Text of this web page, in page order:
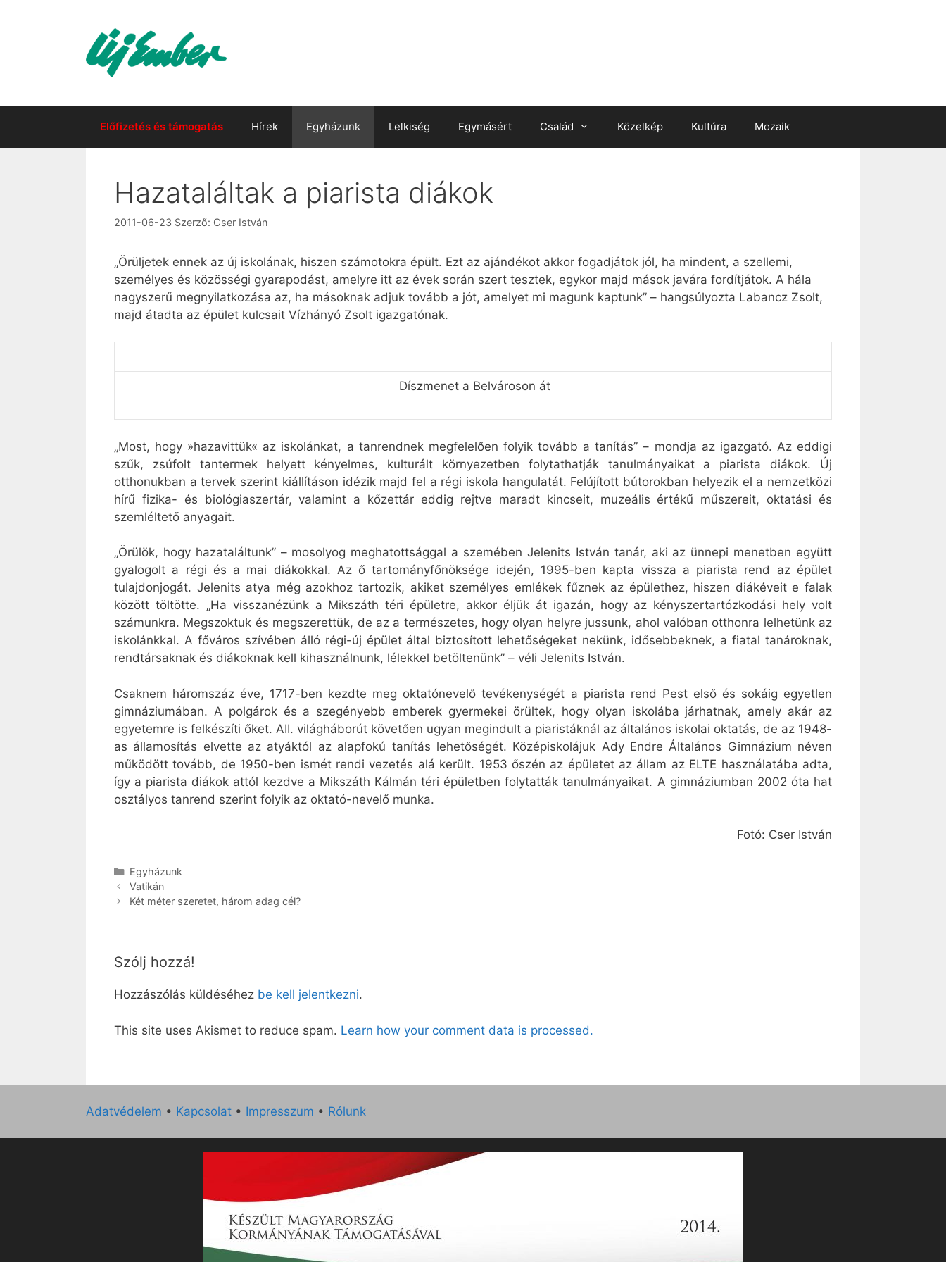
Előfizetés és támogatás Hírek Egyházunk Lelkiség Egymásért Család Közelkép Kultúra Mozaik
Hazataláltak a piarista diákok
2011-06-23 Szerző: Cser István
„Örüljetek ennek az új iskolának, hiszen számotokra épült. Ezt az ajándékot akkor fogadjátok jól, ha mindent, a szellemi,
személyes és közösségi gyarapodást, amelyre itt az évek során szert tesztek, egykor majd mások javára fordítjátok. A hála
nagyszerű megnyilatkozása az, ha másoknak adjuk tovább a jót, amelyet mi magunk kaptunk” – hangsúlyozta Labancz Zsolt,
majd átadta az épület kulcsait Vízhányó Zsolt igazgatónak.
Díszmenet a Belvároson át
„Most, hogy »hazavittük« az iskolánkat, a tanrendnek megfelelően folyik tovább a tanítás” – mondja az igazgató. Az eddigi
szűk, zsúfolt tantermek helyett kényelmes, kulturált környezetben folytathatják tanulmányaikat a piarista diákok. Új
otthonukban a tervek szerint kiállításon idézik majd fel a régi iskola hangulatát. Felújított bútorokban helyezik el a nemzetközi
hírű fizika- és biológiaszertár, valamint a kőzettár eddig rejtve maradt kincseit, muzeális értékű műszereit, oktatási és
szemléltető anyagait.
„Örülök, hogy hazataláltunk” – mosolyog meghatottsággal a szemében Jelenits István tanár, aki az ünnepi menetben együtt
gyalogolt a régi és a mai diákokkal. Az ő tartományfőnöksége idején, 1995-ben kapta vissza a piarista rend az épület
tulajdonjogát. Jelenits atya még azokhoz tartozik, akiket személyes emlékek fűznek az épülethez, hiszen diákéveit e falak
között töltötte. „Ha visszanézünk a Mikszáth téri épületre, akkor éljük át igazán, hogy az kényszertartózkodási hely volt
számunkra. Megszoktuk és megszerettük, de az a természetes, hogy olyan helyre jussunk, ahol valóban otthonra lelhetünk az
iskolánkkal. A főváros szívében álló régi-új épület által biztosított lehetőségeket nekünk, idősebbeknek, a fiatal tanároknak,
rendtársaknak és diákoknak kell kihasználnunk, lélekkel betöltenünk” – véli Jelenits István.
Csaknem háromszáz éve, 1717-ben kezdte meg oktatónevelő tevékenységét a piarista rend Pest első és sokáig egyetlen
gimnáziumában. A polgárok és a szegényebb emberek gyermekei örültek, hogy olyan iskolába járhatnak, amely akár az
egyetemre is felkészíti őket. AII. világháborút követően ugyan megindult a piaristáknál az általános iskolai oktatás, de az 1948-
as államosítás elvette az atyáktól az alapfokú tanítás lehetőségét. Középiskolájuk Ady Endre Általános Gimnázium néven
működött tovább, de 1950-ben ismét rendi vezetés alá került. 1953 őszén az épületet az állam az ELTE használatába adta,
így a piarista diákok attól kezdve a Mikszáth Kálmán téri épületben folytatták tanulmányaikat. A gimnáziumban 2002 óta hat
osztályos tanrend szerint folyik az oktató-nevelő munka.
Fotó: Cser István
Kategória
Egyházunk
Vatikán
Két méter szeretet, három adag cél?
Szólj hozzá!
Hozzászólás küldéséhez be kell jelentkezni.
This site uses Akismet to reduce spam. Learn how your comment data is processed.
Adatvédelem • Kapcsolat • Impresszum • Rólunk